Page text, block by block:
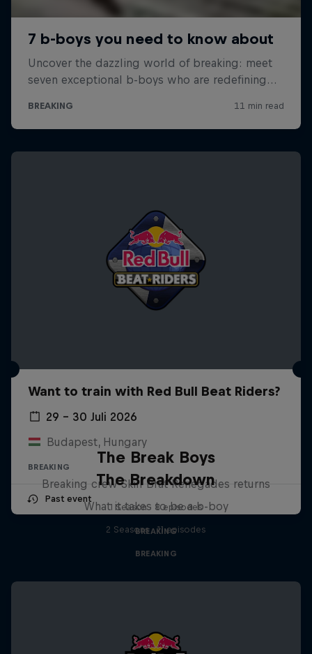
Want to train with Red Bull Beat Riders?
29 – 30 Juli 2026
Budapest, Hungary
BREAKING
Past event
The Break Boys
Breaking crew Skill Brat Renegades returns
1 Season · 8 episodes
BREAKING
The Breakdown
What it takes to be a b-boy
2 Seasons · 11 episodes
BREAKING